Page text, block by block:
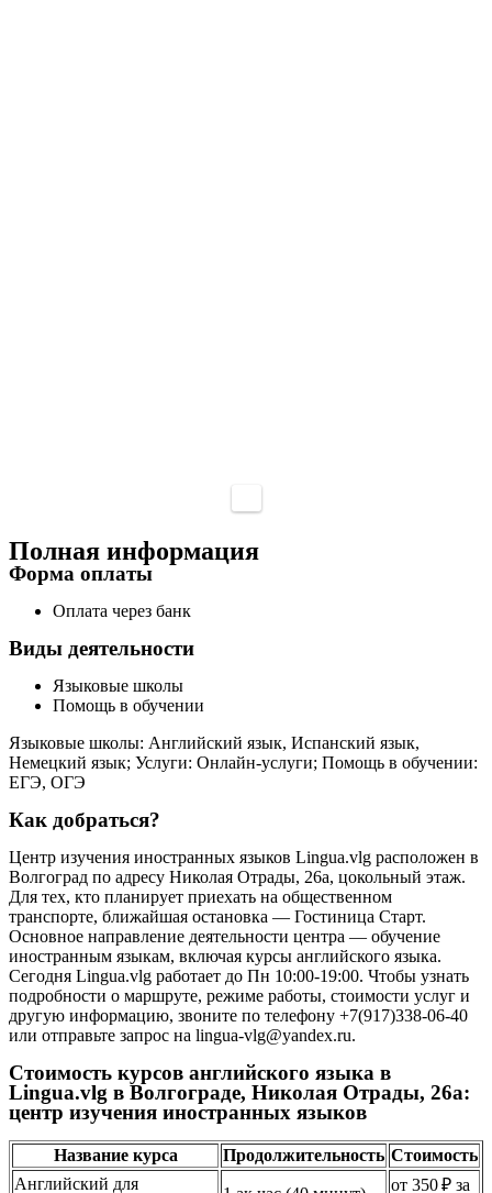
Полная информация
Форма оплаты
Оплата через банк
Виды деятельности
Языковые школы
Помощь в обучении
Языковые школы: Английский язык, Испанский язык,
Немецкий язык; Услуги: Онлайн-услуги; Помощь в обучении:
ЕГЭ, ОГЭ
Как добраться?
Центр изучения иностранных языков Lingua.vlg расположен в
Волгоград по адресу Николая Отрады, 26а, цокольный этаж.
Для тех, кто планирует приехать на общественном
транспорте, ближайшая остановка — Гостиница Старт.
Основное направление деятельности центра — обучение
иностранным языкам, включая курсы английского языка.
Сегодня Lingua.vlg работает до Пн 10:00-19:00. Чтобы узнать
подробности о маршруте, режиме работы, стоимости услуг и
другую информацию, звоните по телефону +7(917)338-06-40
или отправьте запрос на lingua-vlg@yandex.ru.
Стоимость курсов английского языка в
Lingua.vlg в Волгограде, Николая Отрады, 26а:
центр изучения иностранных языков
Название курса Продолжительность Стоимость
Английский для
от 350 ₽ за